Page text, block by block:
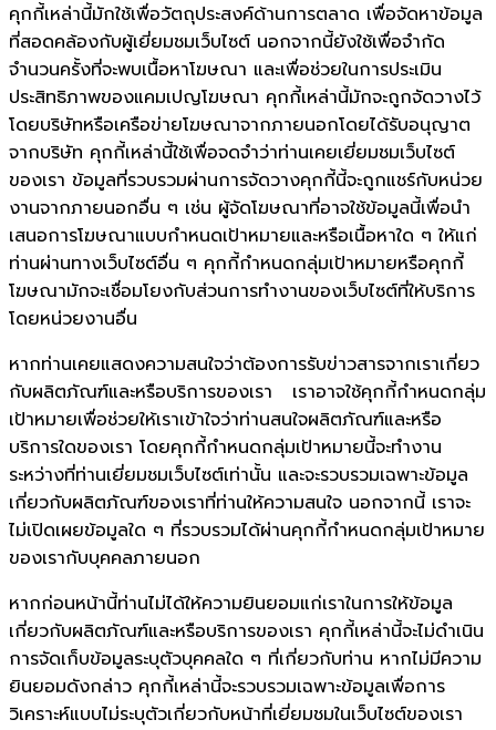
คุกกี้เหล่านี้มักใช้เพื่อวัตถุประสงค์ด้านการตลาด เพื่อจัดหาข้อมูล
ที่สอดคล้องกับผู้เยี่ยมชมเว็บไซต์ นอกจากนี้ยังใช้เพื่อจำกัด
จำนวนครั้งที่จะพบเนื้อหาโฆษณา และเพื่อช่วยในการประเมิน
ประสิทธิภาพของแคมเปญโฆษณา คุกกี้เหล่านี้มักจะถูกจัดวางไว้
โดยบริษัทหรือเครือข่ายโฆษณาจากภายนอกโดยได้รับอนุญาต
จากบริษัท คุกกี้เหล่านี้ใช้เพื่อจดจำว่าท่านเคยเยี่ยมชมเว็บไซต์
ของเรา ข้อมูลที่รวบรวมผ่านการจัดวางคุกกี้นี้จะถูกแชร์กับหน่วย
งานจากภายนอกอื่น ๆ เช่น ผู้จัดโฆษณาที่อาจใช้ข้อมูลนี้เพื่อนำ
เสนอการโฆษณาแบบกำหนดเป้าหมายและหรือเนื้อหาใด ๆ ให้แก่
ท่านผ่านทางเว็บไซต์อื่น ๆ คุกกี้กำหนดกลุ่มเป้าหมายหรือคุกกี้
โฆษณามักจะเชื่อมโยงกับส่วนการทำงานของเว็บไซต์ที่ให้บริการ
โดยหน่วยงานอื่น
หากท่านเคยแสดงความสนใจว่าต้องการรับข่าวสารจากเราเกี่ยว
กับผลิตภัณฑ์และหรือบริการของเรา เราอาจใช้คุกกี้กำหนดกลุ่ม
เป้าหมายเพื่อช่วยให้เราเข้าใจว่าท่านสนใจผลิตภัณฑ์และหรือ
บริการใดของเรา โดยคุกกี้กำหนดกลุ่มเป้าหมายนี้จะทำงาน
ระหว่างที่ท่านเยี่ยมชมเว็บไซต์เท่านั้น และจะรวบรวมเฉพาะข้อมูล
เกี่ยวกับผลิตภัณฑ์ของเราที่ท่านให้ความสนใจ นอกจากนี้ เราจะ
ไม่เปิดเผยข้อมูลใด ๆ ที่รวบรวมได้ผ่านคุกกี้กำหนดกลุ่มเป้าหมาย
ของเรากับบุคคลภายนอก
หากก่อนหน้านี้ท่านไม่ได้ให้ความยินยอมแก่เราในการให้ข้อมูล
เกี่ยวกับผลิตภัณฑ์และหรือบริการของเรา คุกกี้เหล่านี้จะไม่ดำเนิน
การจัดเก็บข้อมูลระบุตัวบุคคลใด ๆ ที่เกี่ยวกับท่าน หากไม่มีความ
ยินยอมดังกล่าว คุกกี้เหล่านี้จะรวบรวมเฉพาะข้อมูลเพื่อการ
วิเคราะห์แบบไม่ระบุตัวเกี่ยวกับหน้าที่เยี่ยมชมในเว็บไซต์ของเรา